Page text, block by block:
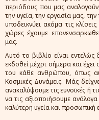
περιόδους που μας
την υγεία, την εργασία μας,
υποδεικνύει ακόμα τις
χώρες έχουμε
μας.
Αυτό το βιβλίο είναι
εκδοθεί μέχρι σήμερα και
του κάθε ανθρώπου, όπως
Κοσμικές Δυνάμεις. Μάς
ανακαλύψουμε τις ευνοϊκές ή
να τις αξιοποιήσουμε
καλύτερη υγεία και προσωπική